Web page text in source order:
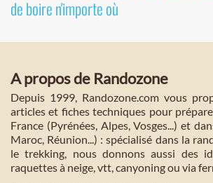
de boire n'importe où
A propos de Randozone
Depuis 1999, Randozone.com vous
articles et fiches techniques pour
France (Pyrénées, Alpes, Vosges...) et
Maroc, Réunion...) : spécialisé dans la
le trekking, nous donnons aussi des
raquettes à neige, vtt, canyoning ou via